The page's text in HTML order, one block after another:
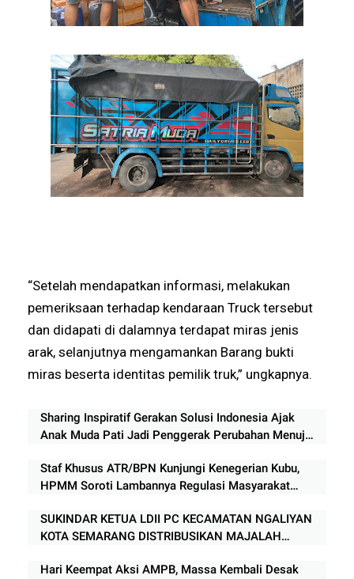
“Setelah mendapatkan informasi, melakukan
pemeriksaan terhadap kendaraan Truck tersebut
dan didapati di dalamnya terdapat miras jenis
arak, selanjutnya mengamankan Barang bukti
miras beserta identitas pemilik truk,” ungkapnya.
Sharing Inspiratif Gerakan Solusi Indonesia Ajak
Anak Muda Pati Jadi Penggerak Perubahan Menuju
Staf Khusus ATR/BPN Kunjungi Kenegerian Kubu,
HPMM Soroti Lambannya Regulasi Masyarakat
SUKINDAR KETUA LDII PC KECAMATAN NGALIYAN
KOTA SEMARANG DISTRIBUSIKAN MAJALAH
Hari Keempat Aksi AMPB, Massa Kembali Desak